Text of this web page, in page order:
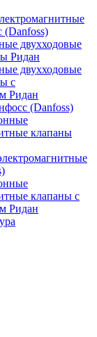
(Danfoss)
двухходовые
Ридан
двухходовые
с
Ридан
(Danfoss)
клапаны
клапаны с
Ридан